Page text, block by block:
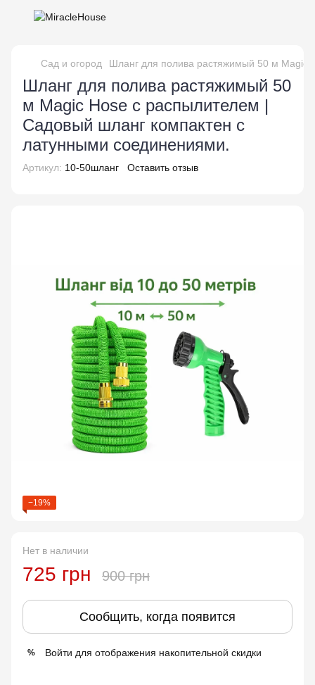
Сад и огород Шланг для полива растяжимый 50 м Magic
Шланг для полива растяжимый 50
м Magic Hose с распылителем |
Садовый шланг компактен с
латунными соединениями.
Артикул: 10-50шланг Оставить отзыв
−19%
Нет в наличии
725 грн 900 грн
Сообщить, когда появится
% Войти для отображения накопительной скидки